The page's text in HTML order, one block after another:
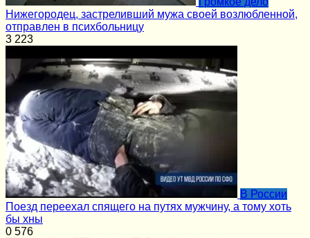
Нижегородец, застреливший мужа своей возлюбленной,
отправлен в психбольницу
3 223
В России
Поезд переехал спящего на путях мужчину, а тому хоть
бы хны
0 576